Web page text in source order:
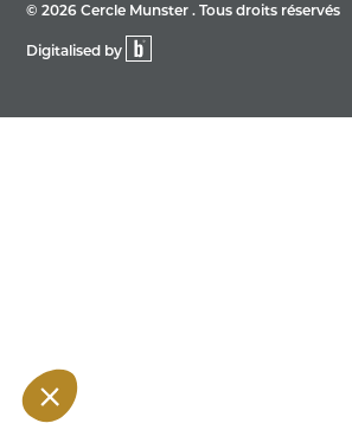
© 2026 Cercle Munster . Tous droits réservés
Digitalised by